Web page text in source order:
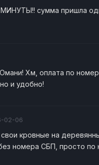
сумма пришла
Хм, оплата по
и удобно!
02-06
кровные на
номера СБП, просто по